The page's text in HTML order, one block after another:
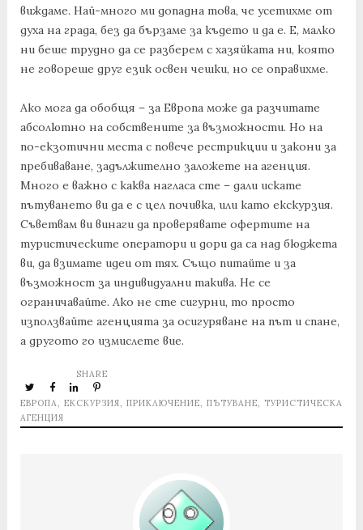
виждаме. Най-много ми допадна това, че усетихме от
духа на града, без да бързаме за където и да е. Е, малко
ни беше трудно да се разберем с хазяйката ни, която
не говореше друг език освен чешки, но се оправихме.
Ако мога да обобщя – за Европа може да разчитате
абсолютно на собствените за възможности. Но на
по-екзотични места с повече рестрикции и закони за
пребиваване, задължително заложете на агенция.
Много е важно с каква нагласа сте – дали искате
пътуването ви да е с цел почивка, или като екскурзия.
Съветвам ви винаги да проверявате офертите на
туристическите оператори и дори да са над бюджета
ви, да взимате идеи от тях. Също питайте и за
възможност за индивидуални такива. Не се
ограничавайте. Ако не сте сигурни, то просто
използвайте агенцията за осигуряване на път и спане,
а другото го измислете вие.
ЕВРОПА, ЕКСКУРЗИЯ, ПРИКЛЮЧЕНИЕ, ПЪТУВАНЕ, ТУРИСТИЧЕСКА
АГЕНЦИЯ
SHARE